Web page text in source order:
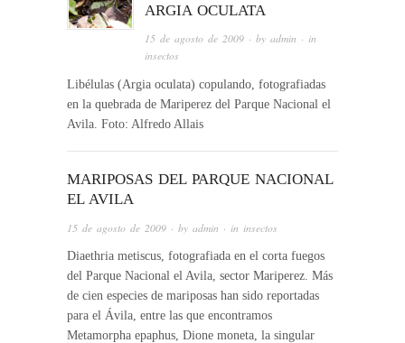
ARGIA OCULATA
15 de agosto de 2009 · byadmin · in
insectos
Libélulas (Argia oculata) copulando, fotografiadas
en la quebrada de Mariperez del Parque Nacional el
Avila. Foto: Alfredo Allais
MARIPOSAS DEL PARQUE NACIONAL
EL AVILA
15 de agosto de 2009 · by admin · in insectos
Diaethria metiscus, fotografiada en el corta fuegos
del Parque Nacional el Avila, sector Mariperez. Más
de cien especies de mariposas han sido reportadas
para el Ávila, entre las que encontramos
Metamorpha epaphus, Dione moneta, la singular